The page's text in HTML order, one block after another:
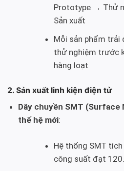
Prototype → Thử
Sản xuất
Mỗi sản phẩm trải
thử nghiệm trước
hàng loạt
2. Sản xuất linh kiện điện tử
Dây chuyền SMT
thế hệ mới:
Hệ thống SMT
công suất đạt